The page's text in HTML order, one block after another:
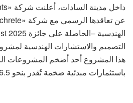
التصميم والاستشارات الهندسية
هذا المشروع أحد أضخم المشروعات
باستثمارات مبدئية ضخمة تُقدر بنحو 6.5 مليار جنيه مصري.